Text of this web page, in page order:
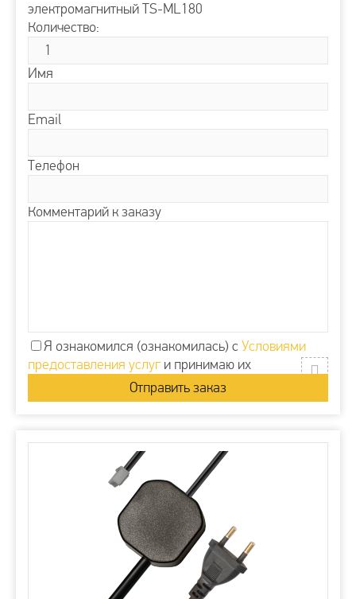
электромагнитный TS-ML180
Количество:
Имя
Email
Телефон
Комментарий к заказу
Я ознакомился (ознакомилась) с Условиями
предоставления услуги принимаю их